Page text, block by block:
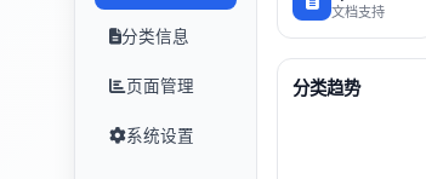
分类信息
页面管理
系统设置
文档支持
分类趋势